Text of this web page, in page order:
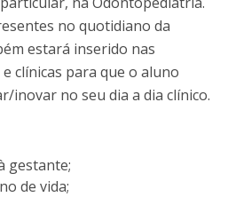
no quotidiano da
estará inserido nas
clínicas para que o aluno
inovar no seu dia a dia clínico.
gestante;
de vida;